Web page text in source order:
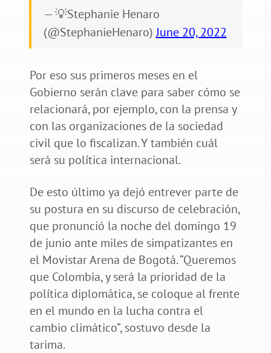
— 💡Stephanie Henaro
(@StephanieHenaro)June 20, 2022
Por eso sus primeros meses en el
Gobierno serán clave para saber cómo se
relacionará, por ejemplo, con la prensa y
con las organizaciones de la sociedad
civil que lo fiscalizan. Y también cuál
será su política internacional.
De esto último ya dejó entrever parte de
su postura en su discurso de celebración,
que pronunció la noche del domingo 19
de junio ante miles de simpatizantes en
el Movistar Arena de Bogotá. “Queremos
que Colombia, y será la prioridad de la
política diplomática, se coloque al frente
en el mundo en la lucha contra el
cambio climático”, sostuvo desde la
tarima.